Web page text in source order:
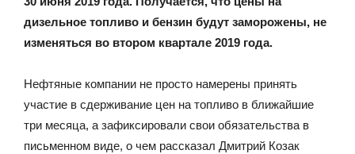
дизельное топливо и бензин будут заморожены, не
изменяться во втором квартале 2019 года.
Нефтяные компании не просто намерены принять
участие в сдерживание цен на топливо в ближайшие
три месяца, а зафиксировали свои обязательства в
письменном виде, о чем рассказал Дмитрий Козак